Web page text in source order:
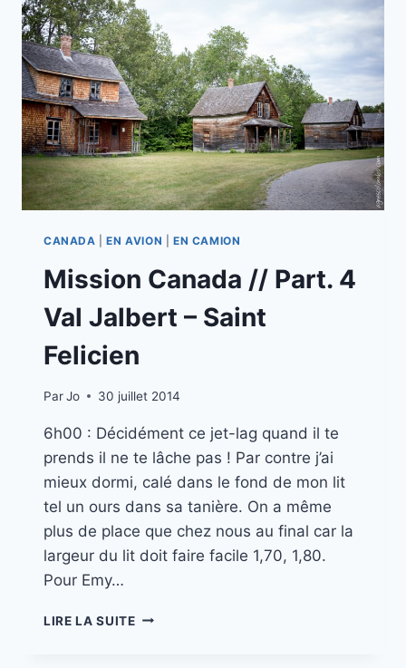
–
POINTE
TAILLON
CANADA |EN AVION EN CAMION
Mission Canada // Part. 4
Val Jalbert – Saint
Felicien
ParJo 30 juillet 2014
6h00 : Décidément ce jet-lag quand il te
prends il ne te lâche pas ! Par contre j’ai
mieux dormi, calé dans le fond de mon lit
tel un ours dans sa tanière. On a même
plus de place que chez nous au final car la
largeur du lit doit faire facile 1,70, 1,80.
Pour Emy…
LIRE LA SUITEMISSION